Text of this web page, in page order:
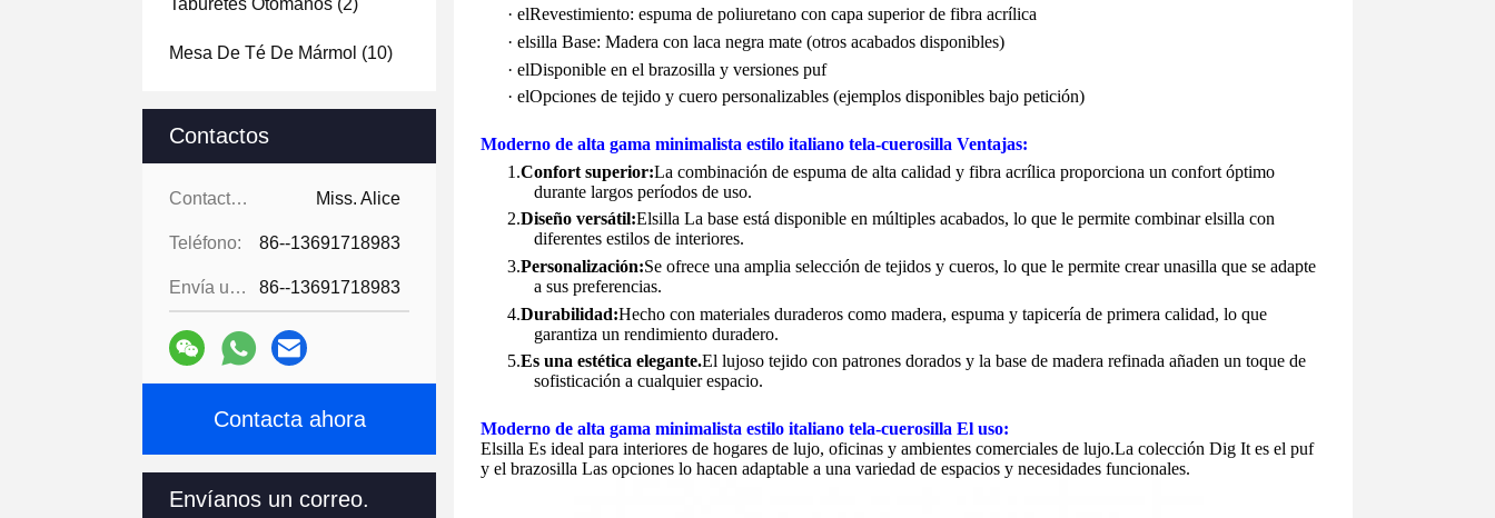
Taburetes Otomanos (2)
Mesa De Té De Mármol (10)
Contactos
Contactos: Miss. Alice
Teléfono: 86--13691718983
Envía un fax.: 86--13691718983
Contacta ahora
Envíanos un correo.
· elRevestimiento: espuma de poliuretano con capa superior de fibra acrílica
· elsilla Base: Madera con laca negra mate (otros acabados disponibles)
· elDisponible en el brazosilla y versiones puf
· elOpciones de tejido y cuero personalizables (ejemplos disponibles bajo petición)
Moderno de alta gama minimalista estilo italiano tela-cuerosilla Ventajas:
1.Confort superior:La combinación de espuma de alta calidad y fibra acrílica proporciona un confort óptimo
durante largos períodos de uso.
2.Diseño versátil:Elsilla La base está disponible en múltiples acabados, lo que le permite combinar elsilla con
diferentes estilos de interiores.
3.Personalización:Se ofrece una amplia selección de tejidos y cueros, lo que le permite crear unasilla que se adapte
a sus preferencias.
4.Durabilidad:Hecho con materiales duraderos como madera, espuma y tapicería de primera calidad, lo que
garantiza un rendimiento duradero.
5.Es una estética elegante.El lujoso tejido con patrones dorados y la base de madera refinada añaden un toque de
sofisticación a cualquier espacio.
Moderno de alta gama minimalista estilo italiano tela-cuerosilla El uso:
Elsilla Es ideal para interiores de hogares de lujo, oficinas y ambientes comerciales de lujo.La colección Dig It es el puf
y el brazosilla Las opciones lo hacen adaptable a una variedad de espacios y necesidades funcionales.